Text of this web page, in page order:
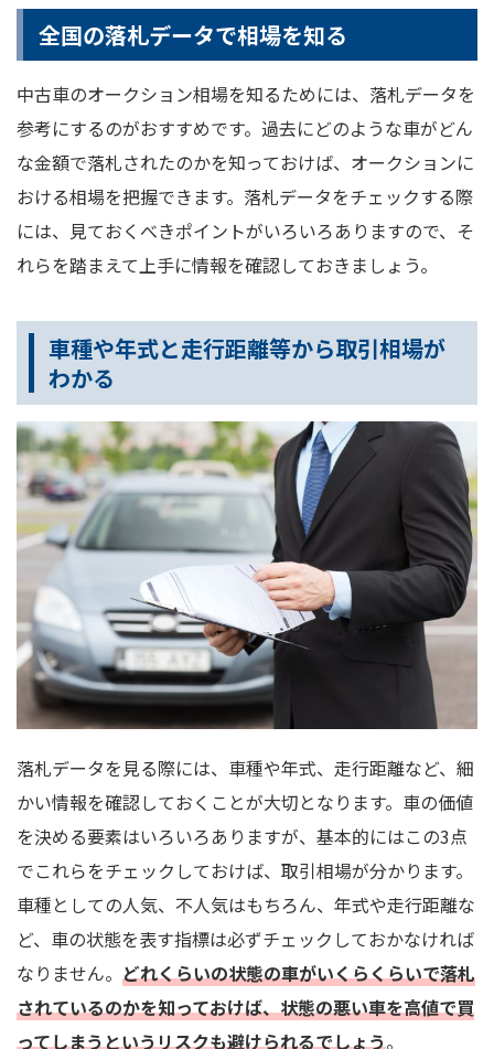
全国の落札データで相場を知る
中古車のオークション相場を知るためには、落札データを
参考にするのがおすすめです。過去にどのような車がどん
な金額で落札されたのかを知っておけば、オークションに
おける相場を把握できます。落札データをチェックする際
には、見ておくべきポイントがいろいろありますので、そ
れらを踏まえて上手に情報を確認しておきましょう。
車種や年式と走行距離等から取引相場が
わかる
落札データを見る際には、車種や年式、走行距離など、細
かい情報を確認しておくことが大切となります。車の価値
を決める要素はいろいろありますが、基本的にはこの3点
でこれらをチェックしておけば、取引相場が分かります。
車種としての人気、不人気はもちろん、年式や走行距離な
ど、車の状態を表す指標は必ずチェックしておかなければ
なりません。 どれくらいの状態の車がいくらくらいで落札
されているのかを知っておけば、状態の悪い車を高値で買
ってしまうというリスクも避けられるでしょう。